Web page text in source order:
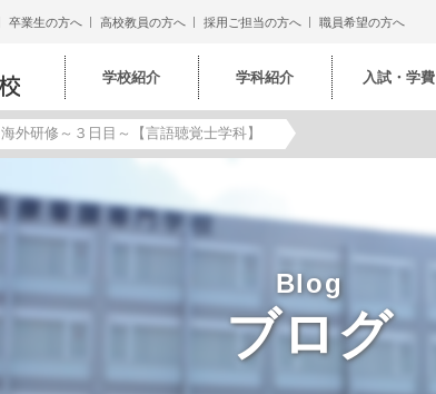
卒業生の方へ 高校教員の方へ 採用ご担当の方へ 職員希望の方へ
学校紹介 学科紹介 入試・学費
海外研修～３日目～【言語聴覚士学科】
Blog
ブログ